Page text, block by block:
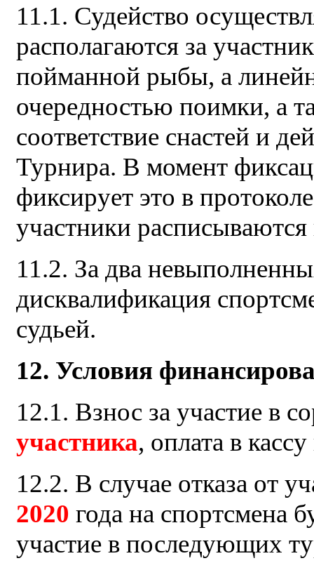
11.1. Судейство
располагаются за
пойманной рыбы, а
очередностью поимки, а
соответствие снастей и
Турнира. В момент
фиксирует это в
участники
11.2. За два
дисквалификация
судьей.
12. Условия
12.1. Взнос за участие в
участника, оплата в
12.2. В случае отказа от
2020 года на спортсмена
участие в последующих